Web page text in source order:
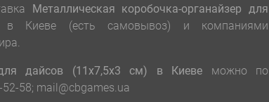
Металлическая коробочка-органайзер для
в Киеве (есть самовывоз) и компаниями
дайсов (11х7,5х3 см) в Киеве можно по
58; mail@cbgames.ua